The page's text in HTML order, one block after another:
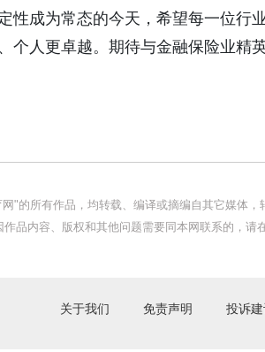
成为常态的今天，希望每一位行
个人更卓越。期待与金融保险业精
"的所有作品，均转载、编译或摘编自其它媒体
品内容、版权和其他问题需要同本网联系的，请
关于我们 免责声明 投诉建